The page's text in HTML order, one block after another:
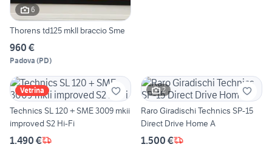
6
Thorens td125 mkII braccio Sme
960 €
Padova (PD)
Vetrina
Technics SL 120 + SME 3009 mkii
improved S2 Hi-Fi
1.490 €
2
Raro Giradischi Technics SP-15
Direct Drive Home A
1.500 €